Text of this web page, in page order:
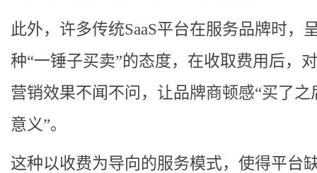
此外，许多传统SaaS平台在服务品牌时，
种“一锤子买卖”的态度，在收取费用后，
营销效果不闻不问，让品牌商顿感“买了之
意义”。
这种以收费为导向的服务模式，使得平台